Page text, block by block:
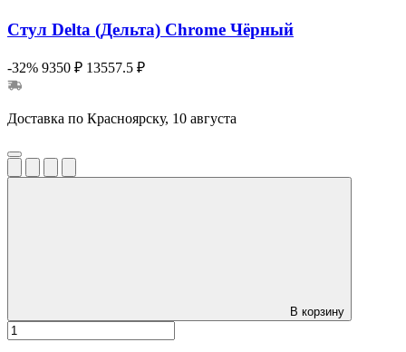
Стул Delta (Дельта) Chrome Чёрный
-32% 9350 ₽ 13557.5 ₽
Доставка по Красноярску, 10 августа
В корзину